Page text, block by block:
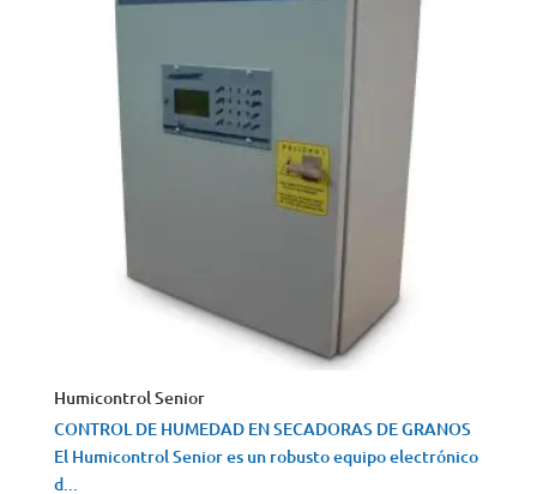
Humicontrol Senior
CONTROL DE HUMEDAD EN SECADORAS DE GRANOS
El Humicontrol Senior es un robusto equipo electrónico
d...